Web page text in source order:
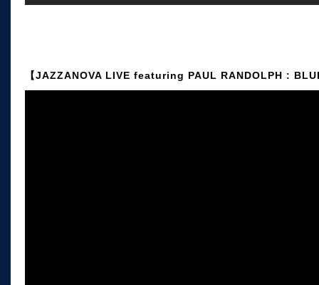
【JAZZANOVA LIVE featuring PAUL RANDOLPH :